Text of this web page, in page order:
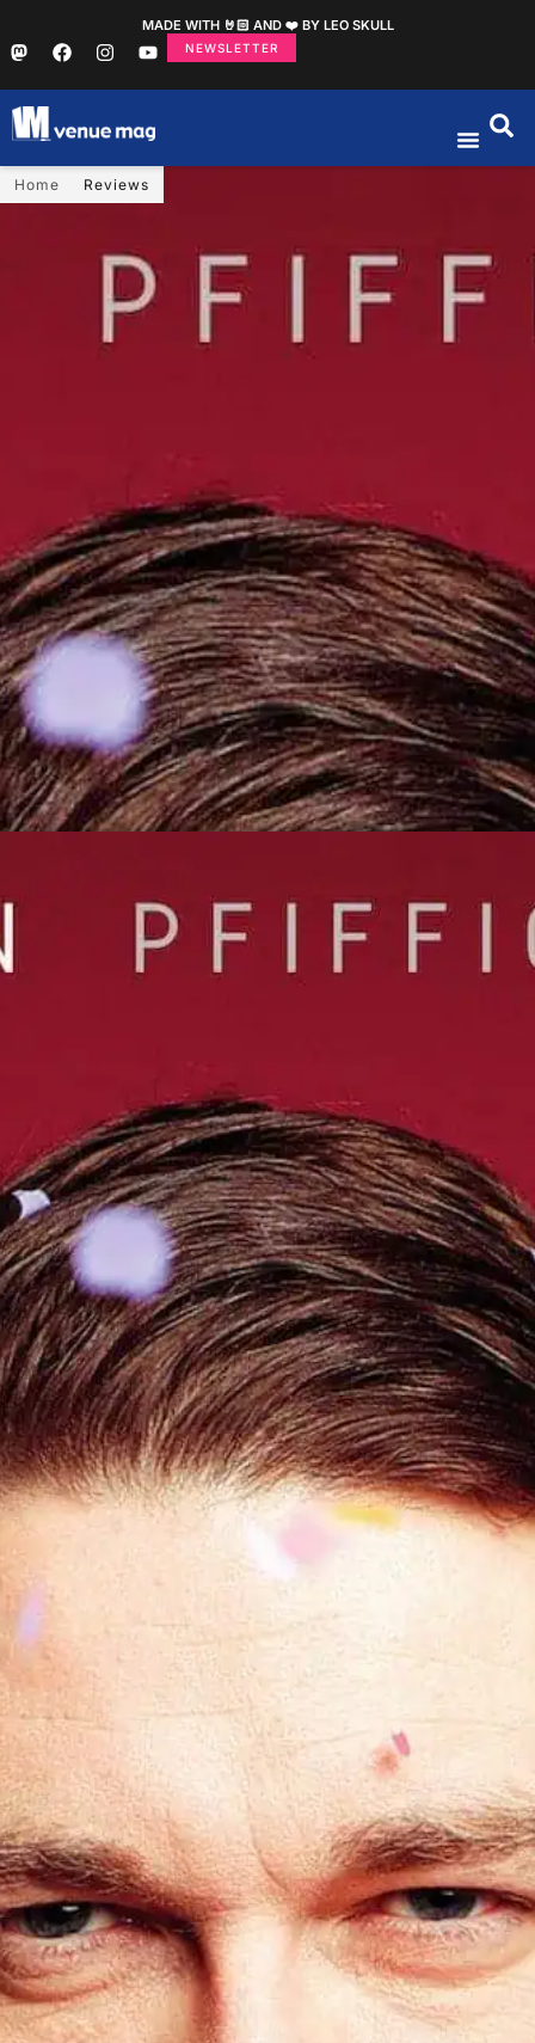
MADE WITH 🤘🏻 AND ❤️ BY LEO SKULL
NEWSLETTER
Home Reviews